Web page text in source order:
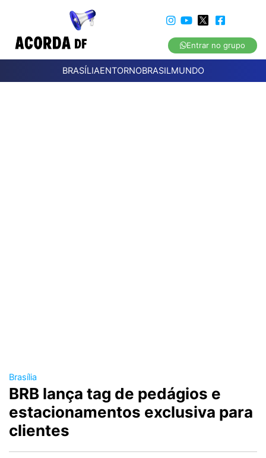
Entrar no grupo
BRASÍLIAENTORNOBRASILMUNDO
Brasília
BRB lança tag de pedágios e
estacionamentos exclusiva para
clientes